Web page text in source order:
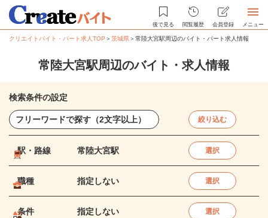
後で見る 閲覧履歴 会員登録 メニュー
クリエイトバイト・パート求人TOP ＞茨城県＞常陸大宮駅周辺のバイト・パート求人情報
常陸大宮駅周辺のバイト・求人情報
検索条件の設定
絞り込む
駅・路線 常陸大宮駅 選択
職種 指定しない 選択
条件 指定しない 選択